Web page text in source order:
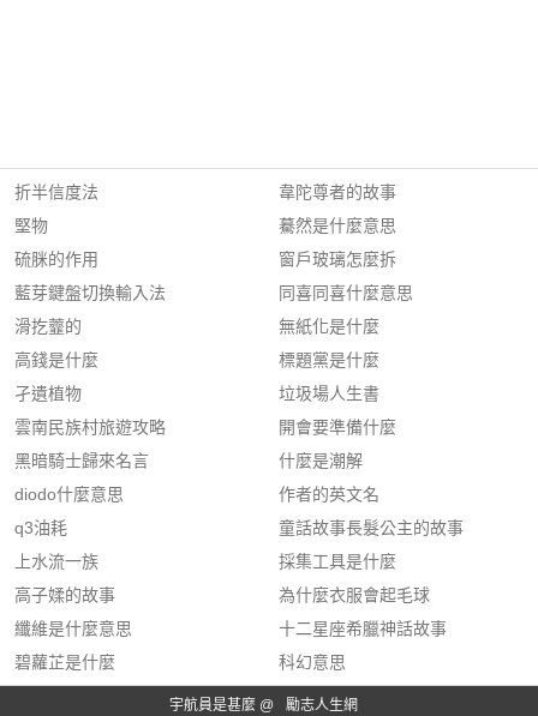
折半信度法
堅物
硫脒的作用
藍芽鍵盤切換輸入法
滑扢虀的
高錢是什麼
孑遺植物
雲南民族村旅遊攻略
黑暗騎士歸來名言
diodo什麼意思
q3油耗
上水流一族
高子媃的故事
纖維是什麼意思
碧蘿芷是什麼
韋陀尊者的故事
驀然是什麼意思
窗戶玻璃怎麼拆
同喜同喜什麼意思
無紙化是什麼
標題黨是什麼
垃圾場人生書
開會要準備什麼
什麼是潮解
作者的英文名
童話故事長髮公主的故事
採集工具是什麼
為什麼衣服會起毛球
十二星座希臘神話故事
科幻意思
宇航員是甚麼 @ 勵志人生網